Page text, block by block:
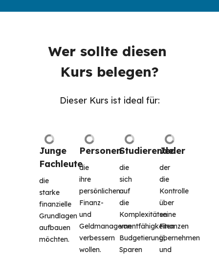
Wer sollte diesen
Kurs belegen?
Dieser Kurs ist ideal für:
Junge
Fachleute
die
starke
finanzielle
Grundlagen
aufbauen
Personen
die
ihre
persönlichen
Finanz-
und
Geldmanagementfähigkeiten
verbessern
wollen.
Studierende
die
sich
auf
die
Komplexitäten
von
Budgetierung,
Sparen
Jeder
der
die
Kontrolle
über
seine
Finanzen
übernehmen
und